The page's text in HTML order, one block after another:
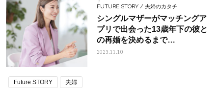
FUTURE STORY / 夫婦のカタチ
シングルマザーがマッチングア
プリで出会った13歳年下の彼と
の再婚を決めるまで
――INTERVIEW新山千春さん①
2023.11.10
Future STORY 夫婦